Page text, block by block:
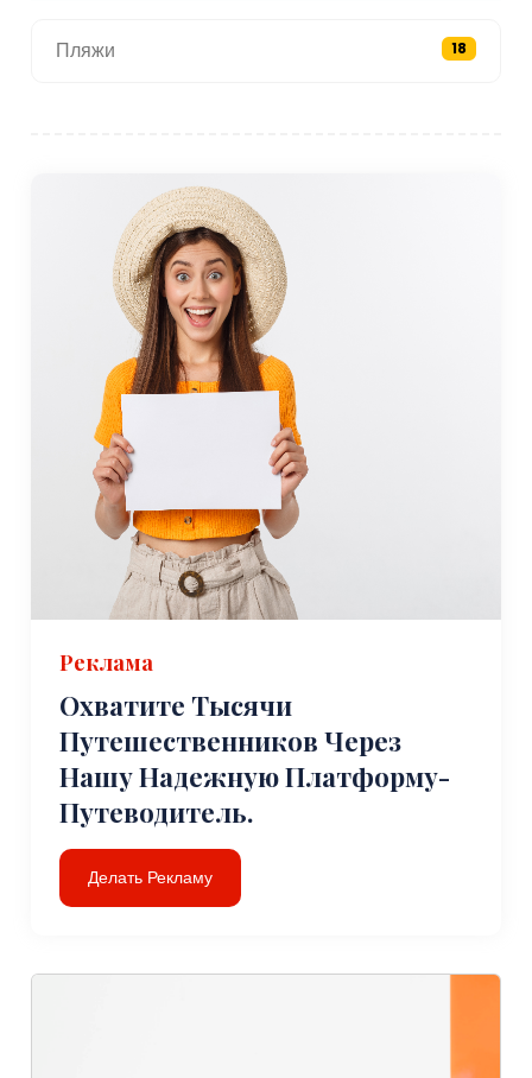
Пляжи 18
Реклама
Охватите Тысячи
Путешественников Через
Нашу Надежную Платформу-
Путеводитель.
Делать Рекламу